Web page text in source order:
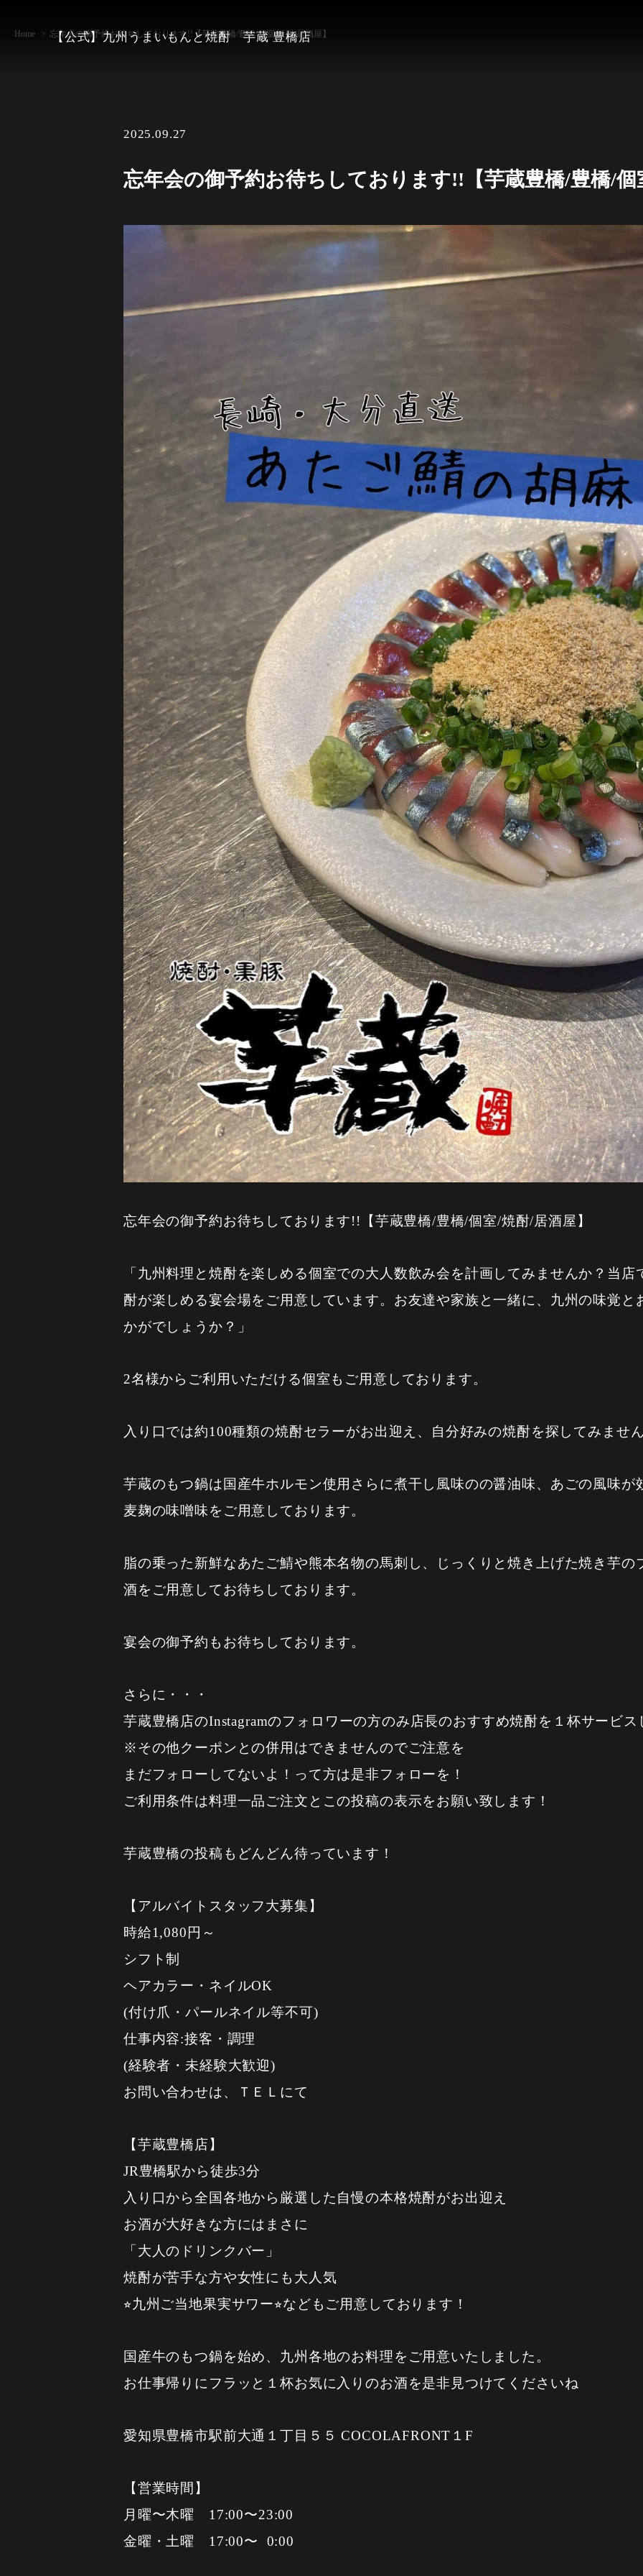
【公式】九州うまいもんと焼酎 芋蔵 豊橋店
Home 忘年会の御予約お待ちしております!!【芋蔵豊橋/豊橋/個室/焼酎/居酒屋】
2025.09.27
忘年会の御予約お待ちしております!!【芋蔵豊橋/豊橋/個
忘年会の御予約お待ちしております!!【芋蔵豊橋/豊橋/個室/焼酎/居酒屋】
「九州料理と焼酎を楽しめる個室での大人数飲み会を計画してみませんか？当
酎が楽しめる宴会場をご用意しています。お友達や家族と一緒に、九州の味覚と
かがでしょうか？」
2名様からご利用いただける個室もご用意しております。
入り口では約100種類の焼酎セラーがお出迎え、自分好みの焼酎を探してみませ
芋蔵のもつ鍋は国産牛ホルモン使用さらに煮干し風味のの醤油味、あごの風味が
麦麹の味噌味をご用意しております。
脂の乗った新鮮なあたご鯖や熊本名物の馬刺し、じっくりと焼き上げた焼き芋の
酒をご用意してお待ちしております。
宴会の御予約もお待ちしております。
さらに・・・
芋蔵豊橋店のInstagramのフォロワーの方のみ店長のおすすめ焼酎を１杯サービス
※その他クーポンとの併用はできませんのでご注意を
まだフォローしてないよ！って方は是非フォローを！
ご利用条件は料理一品ご注文とこの投稿の表示をお願い致します！
芋蔵豊橋の投稿もどんどん待っています！
【アルバイトスタッフ大募集】
時給1,080円～
シフト制
ヘアカラー・ネイルOK
(付け爪・パールネイル等不可)
仕事内容:接客・調理
(経験者・未経験大歓迎)
お問い合わせは、ＴＥＬにて
【芋蔵豊橋店】
JR豊橋駅から徒歩3分
入り口から全国各地から厳選した自慢の本格焼酎がお出迎え
お酒が大好きな方にはまさに
「大人のドリンクバー」
焼酎が苦手な方や女性にも大人気
⭐︎九州ご当地果実サワー⭐︎などもご用意しております！
国産牛のもつ鍋を始め、九州各地のお料理をご用意いたしました。
お仕事帰りにフラッと１杯お気に入りのお酒を是非見つけてくださいね
愛知県豊橋市駅前大通１丁目５５ COCOLAFRONT１F
【営業時間】
月曜〜木曜 17:00〜23:00
金曜・土曜 17:00〜 0:00